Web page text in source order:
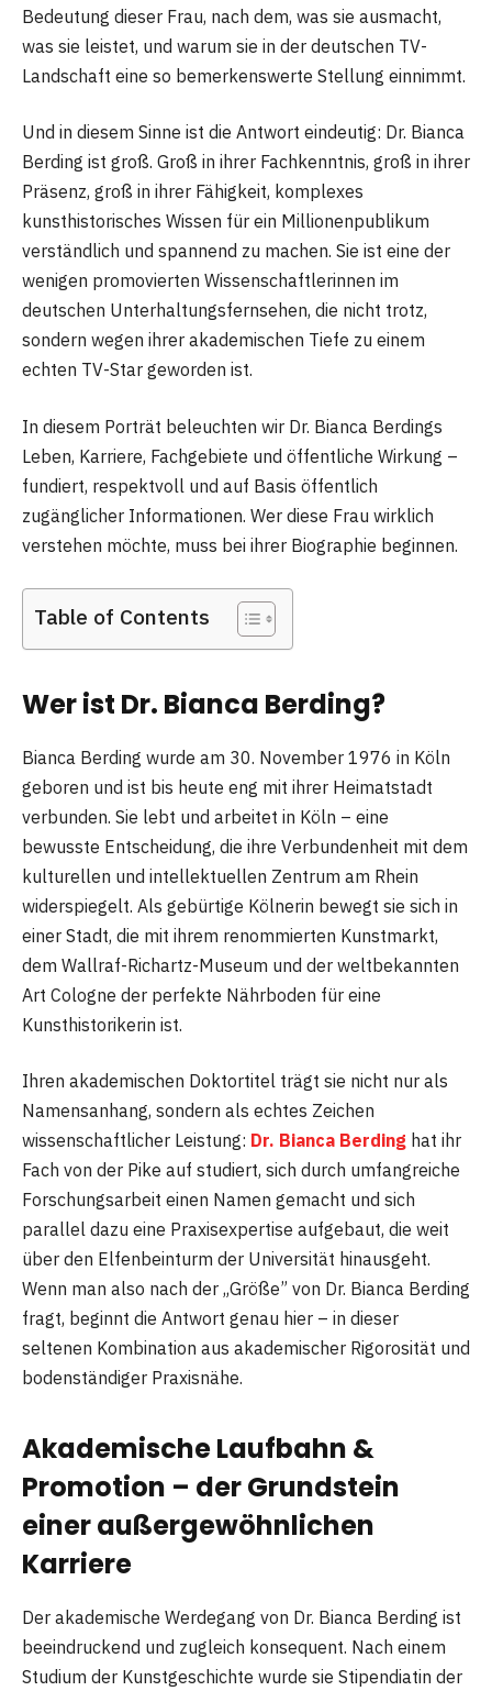
Bedeutung dieser Frau, nach dem, was sie ausmacht,
was sie leistet, und warum sie in der deutschen TV-
Landschaft eine so bemerkenswerte Stellung einnimmt.
Und in diesem Sinne ist die Antwort eindeutig: Dr. Bianca
Berding ist groß. Groß in ihrer Fachkenntnis, groß in ihrer
Präsenz, groß in ihrer Fähigkeit, komplexes
kunsthistorisches Wissen für ein Millionenpublikum
verständlich und spannend zu machen. Sie ist eine der
wenigen promovierten Wissenschaftlerinnen im
deutschen Unterhaltungsfernsehen, die nicht trotz,
sondern wegen ihrer akademischen Tiefe zu einem
echten TV-Star geworden ist.
In diesem Porträt beleuchten wir Dr. Bianca Berdings
Leben, Karriere, Fachgebiete und öffentliche Wirkung –
fundiert, respektvoll und auf Basis öffentlich
zugänglicher Informationen. Wer diese Frau wirklich
verstehen möchte, muss bei ihrer Biographie beginnen.
Table of Contents
Wer ist Dr. Bianca Berding?
Bianca Berding wurde am 30. November 1976 in Köln
geboren und ist bis heute eng mit ihrer Heimatstadt
verbunden. Sie lebt und arbeitet in Köln – eine
bewusste Entscheidung, die ihre Verbundenheit mit dem
kulturellen und intellektuellen Zentrum am Rhein
widerspiegelt. Als gebürtige Kölnerin bewegt sie sich in
einer Stadt, die mit ihrem renommierten Kunstmarkt,
dem Wallraf-Richartz-Museum und der weltbekannten
Art Cologne der perfekte Nährboden für eine
Kunsthistorikerin ist.
Ihren akademischen Doktortitel trägt sie nicht nur als
Namensanhang, sondern als echtes Zeichen
wissenschaftlicher Leistung: Dr. Bianca Berding hat ihr
Fach von der Pike auf studiert, sich durch umfangreiche
Forschungsarbeit einen Namen gemacht und sich
parallel dazu eine Praxisexpertise aufgebaut, die weit
über den Elfenbeinturm der Universität hinausgeht.
Wenn man also nach der „Größe” von Dr. Bianca Berding
fragt, beginnt die Antwort genau hier – in dieser
seltenen Kombination aus akademischer Rigorosität und
bodenständiger Praxisnähe.
Akademische Laufbahn &
Promotion – der Grundstein
einer außergewöhnlichen
Karriere
Der akademische Werdegang von Dr. Bianca Berding ist
beeindruckend und zugleich konsequent. Nach einem
Studium der Kunstgeschichte wurde sie Stipendiatin der